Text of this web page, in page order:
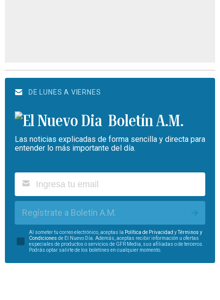
DE LUNES A VIERNES
Boletín A.M.
Las noticias explicadas de forma sencilla y directa para
entender lo más importante del día.
Regístrate a Boletín A.M.
Al someter tu correo electrónico, aceptas la Política de Privacidad yTérminos y
Condiciones de El Nuevo Día. Además, aceptas recibir información u ofertas
especiales de productos o servicios de GFR Media, sus afiliadas o de terceros.
Podrás optar salirte de los boletines en cualquier momento.